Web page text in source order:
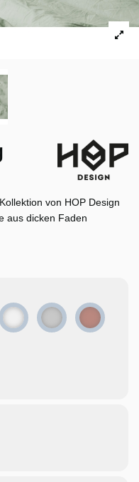
von HOP Design
aus dicken Faden
Weiß Hellgrau Altrosa